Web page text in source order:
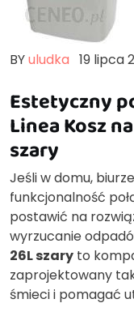
BYuludka 19 lipca
Estetyczny
Linea Kosz
szary
Jeśli w domu,
funkcjonalność
postawić na
wyrzucanie
26L szary to
zaprojektowany
śmieci i pomagać